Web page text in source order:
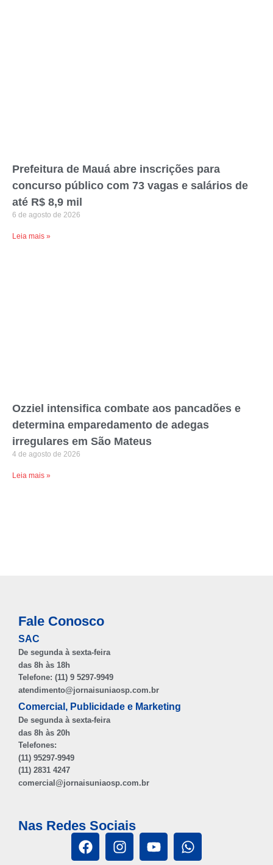
Prefeitura de Mauá abre inscrições para
concurso público com 73 vagas e salários de
até R$ 8,9 mil
6 de agosto de 2026
Leia mais »
Ozziel intensifica combate aos pancadões e
determina emparedamento de adegas
irregulares em São Mateus
4 de agosto de 2026
Leia mais »
Fale Conosco
SAC
De segunda à sexta-feira
das 8h às 18h
Telefone: (11) 9 5297-9949
atendimento@jornaisuniaosp.com.br
Comercial, Publicidade e Marketing
De segunda à sexta-feira
das 8h às 20h
Telefones:
(11) 95297-9949
(11) 2831 4247
comercial@jornaisuniaosp.com.br
Nas Redes Sociais